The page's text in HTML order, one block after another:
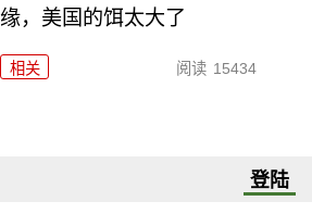
缘，美国的饵太大了
相关 阅读 15434
登陆